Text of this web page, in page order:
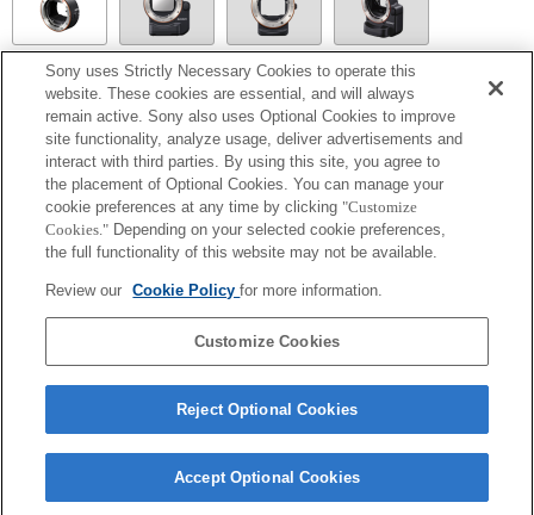
LA-EA1
LA-EA5
La mise au point automatique ne peut pas être utilisée.
Disponible avec une bague d'adaptation d'objectif.
Le mode SteadyShot n'est pas pris en charge.
point, sont susceptibles d'être enregistrés lors d'un enregistrement vidéo.
Modifier le diaphragme pendant l'enregistrement peut générer du bruit ou rendre
l'écran plus lumineux pendant l'utilisation.
Sony uses Strictly Necessary Cookies to operate this
website. These cookies are essential, and will always
remain active. Sony also uses Optional Cookies to improve
site functionality, analyze usage, deliver advertisements and
interact with third parties. By using this site, you agree to
the placement of Optional Cookies. You can manage your
cookie preferences at any time by clicking "Customize
Cookies." Depending on your selected cookie preferences,
the full functionality of this website may not be available.
Review our Cookie Policyfor more information.
Customize Cookies
Reject Optional Cookies
Accept Optional Cookies